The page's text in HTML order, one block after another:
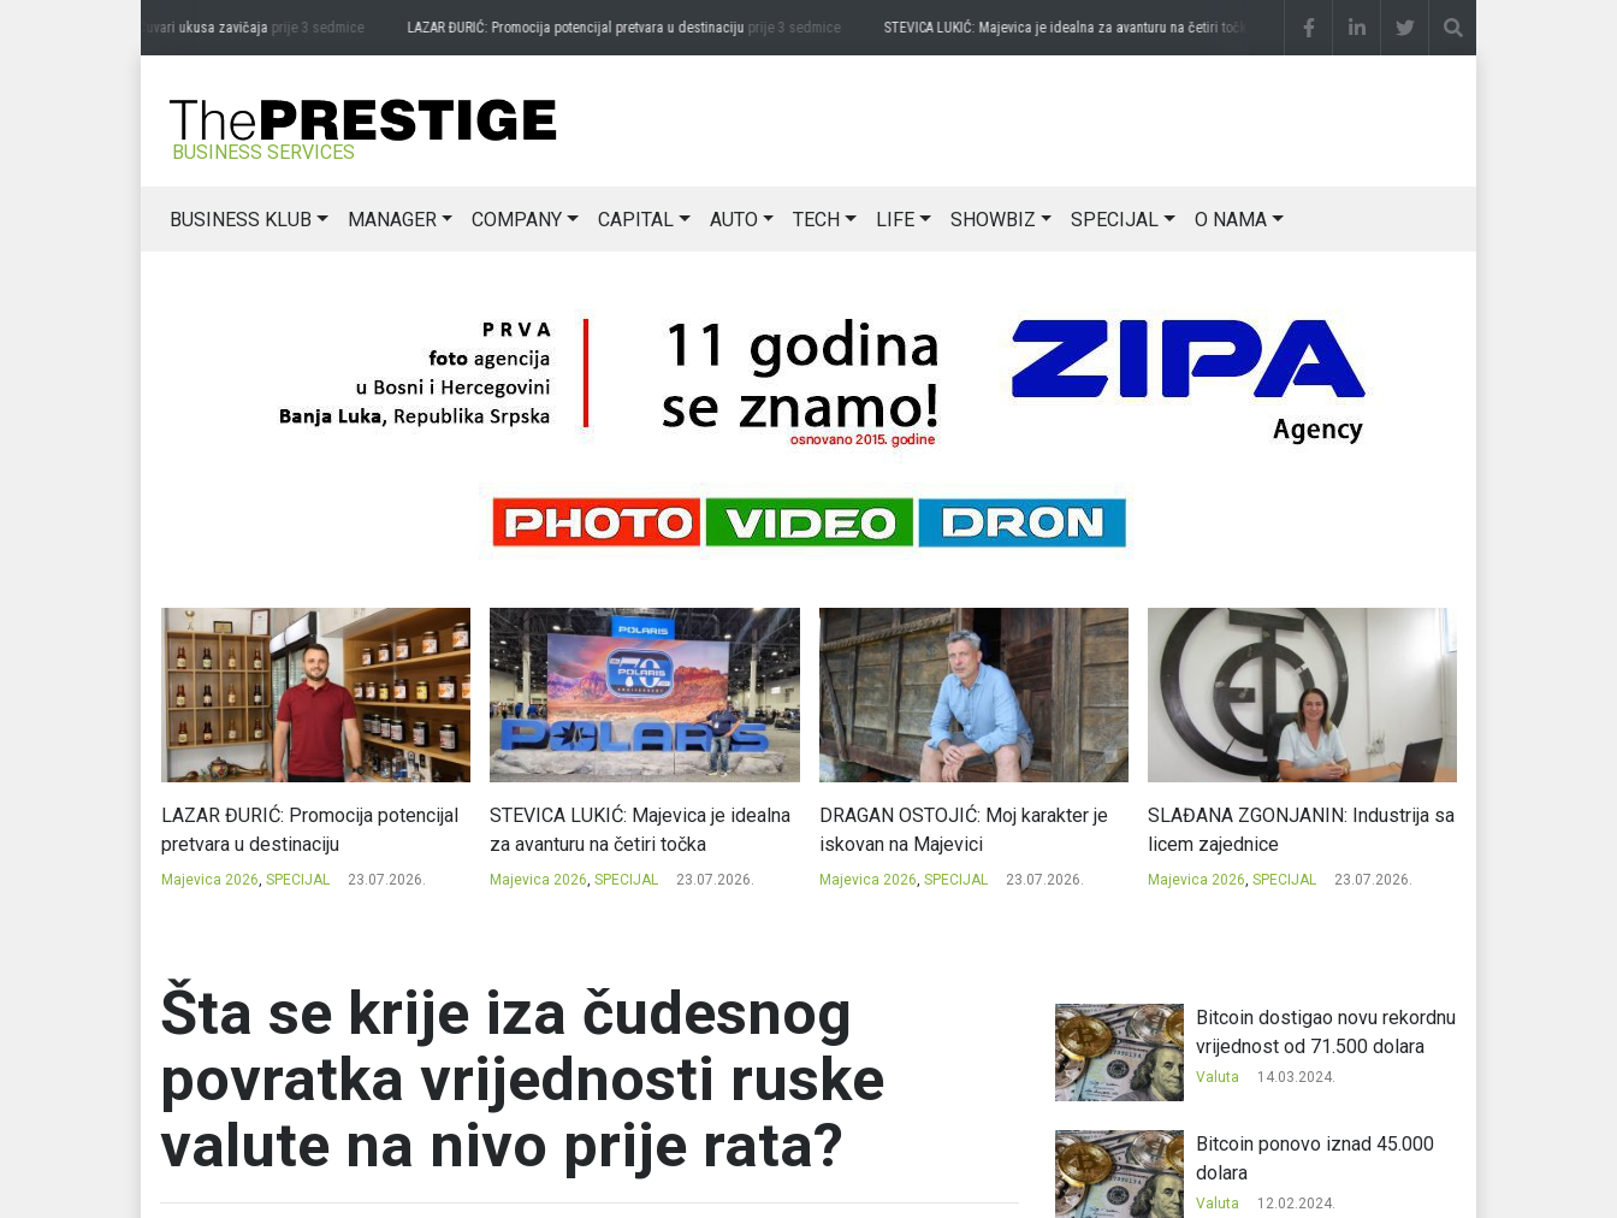
MIĆANOVIĆ: Čuvari ukusa zavičajaprije 3 sedmice LAZAR ĐURIĆ: Promocija potencijal pretvara u destinacijuprije 3 sedmice STEVICA LUKIĆ: Majevica je idealna za avanturu na četiri točkaprije 3 sedmice DRAGAN OSTOJIĆ: Moj karakter je
BUSINESS SERVICES
BUSINESS KLUB MANAGER COMPANY CAPITAL AUTO TECH LIFE SHOWBIZ SPECIJAL O NAMA
LAZAR ĐURIĆ: Promocija potencijal
pretvara u destinaciju
Majevica 2026, SPECIJAL 23.07.2026.
STEVICA LUKIĆ: Majevica je idealna
za avanturu na četiri točka
Majevica 2026, SPECIJAL 23.07.2026.
DRAGAN OSTOJIĆ: Moj karakter je
iskovan na Majevici
Majevica 2026, SPECIJAL 23.07.2026.
SLAĐANA ZGONJANIN: Industrija sa
licem zajednice
Majevica 2026, SPECIJAL 23.07.2026.
Šta se krije iza čudesnog
povratka vrijednosti ruske
valute na nivo prije rata?
Bitcoin dostigao novu rekordnu
vrijednost od 71.500 dolara
Valuta 14.03.2024.
Bitcoin ponovo iznad 45.000
dolara
Valuta 12.02.2024.